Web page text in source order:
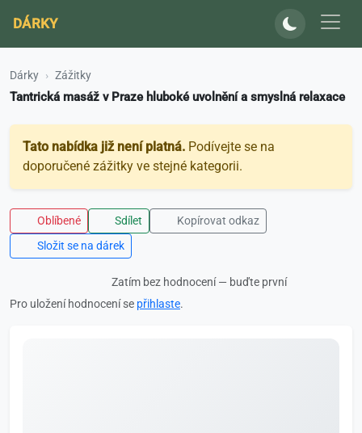
DÁRKY
Dárky Zážitky
Tantrická masáž v Praze hluboké uvolnění a smyslná relaxace
Tato nabídka již není platná. Podívejte se na
doporučené zážitky ve stejné kategorii.
Oblíbené Sdílet
Kopírovat odkaz
Složit se na dárek
Zatím bez hodnocení — buďte první
Pro uložení hodnocení se přihlaste.